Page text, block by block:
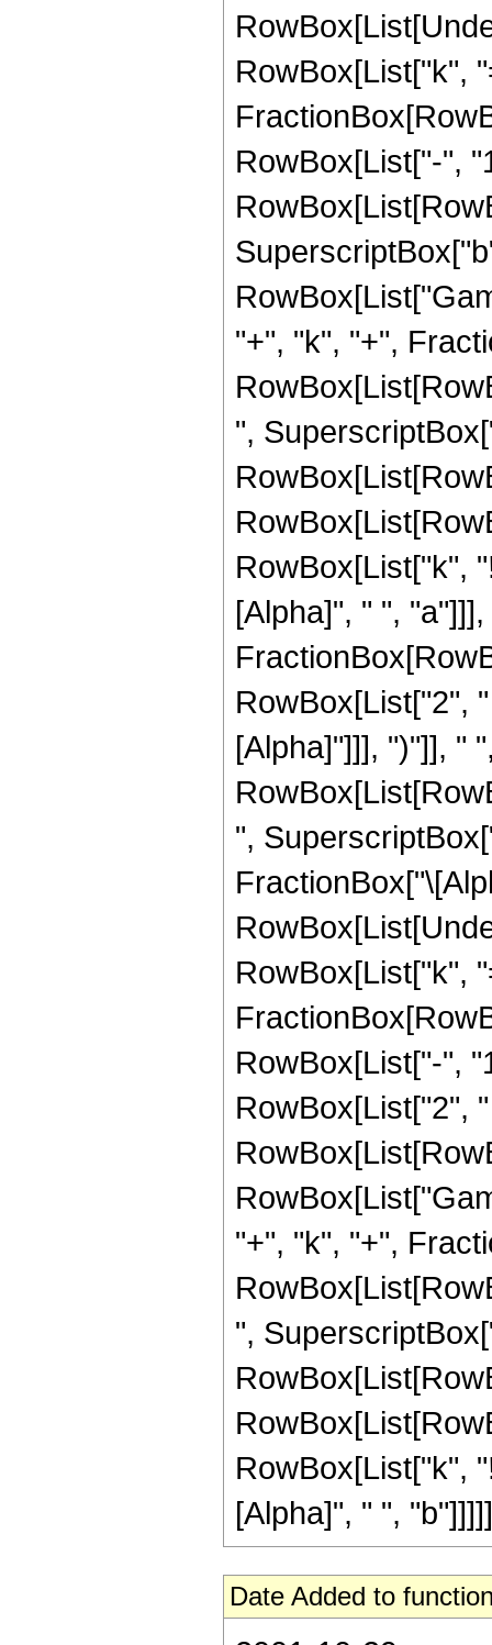
RowBox[List["k",
RowBox[List["-",
"+", "k", "+",
",
RowBox[List["k",
[Alpha]", " ",
RowBox[List["2",
[Alpha]"]]], ")"]], "
",
RowBox[List["k",
RowBox[List["-",
RowBox[List["2",
"+", "k", "+",
",
RowBox[List["k",
[Alpha]", " ",
Date Added to